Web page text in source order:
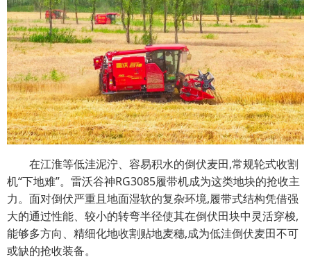
在江淮等低洼泥泞、容易积水的倒伏麦田,常规轮式收割
机“下地难”。雷沃谷神RG3085履带机成为这类地块的抢收主
力。面对倒伏严重且地面湿软的复杂环境,履带式结构凭借强
大的通过性能、较小的转弯半径使其在倒伏田块中灵活穿梭,
能够多方向、精细化地收割贴地麦穗,成为低洼倒伏麦田不可
或缺的抢收装备。